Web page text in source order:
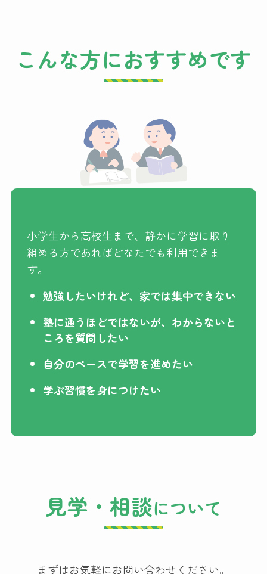
小学生から高校生まで、静かに学習に取り
組める方であればどなたでも利用できま
す。
勉強したいけれど、家では集中できない
塾に通うほどではないが、わからないと
ころを質問したい
自分のペースで学習を進めたい
学ぶ習慣を身につけたい
こんな方におすすめです
見学・相談について
まずはお気軽にお問い合わせください。